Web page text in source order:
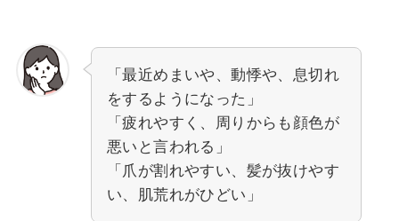
「最近めまいや、動悸や、息切れ
をするようになった」
「疲れやすく、周りからも顔色が
悪いと言われる」
「爪が割れやすい、髪が抜けやす
い、肌荒れがひどい」